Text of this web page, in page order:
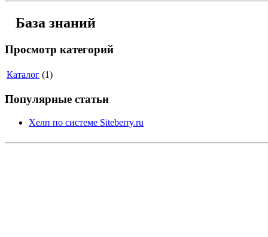
База знаний
Просмотр категорий
Каталог (1)
Популярные статьи
Хелп по системе Siteberry.ru